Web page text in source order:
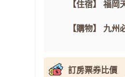
【住宿】 福岡
【購物】 九州
訂房票券比價